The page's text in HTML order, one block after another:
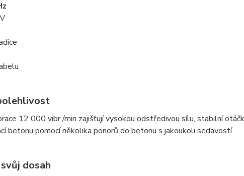
12 000 vibr./min zajišťují vysokou odstředivou sílu, stabilní
betonu pomocí několika ponorů do betonu s jakoukoli sedavostí.
dosah